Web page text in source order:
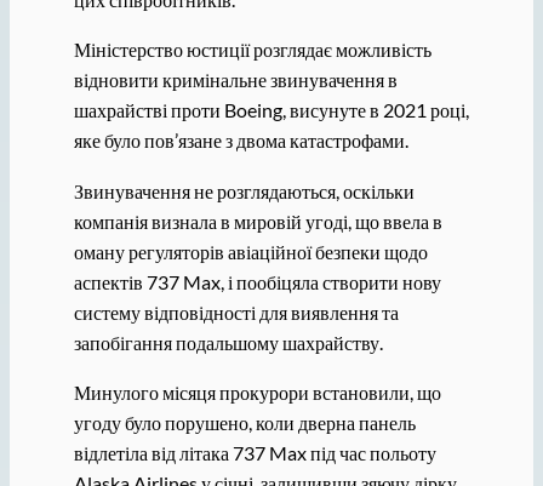
Міністерство юстиції розглядає можливість
відновити кримінальне звинувачення в
шахрайстві проти Boeing, висунуте в 2021 році,
яке було пов’язане з двома катастрофами.
Звинувачення не розглядаються, оскільки
компанія визнала в мировій угоді, що ввела в
оману регуляторів авіаційної безпеки щодо
аспектів 737 Max, і пообіцяла створити нову
систему відповідності для виявлення та
запобігання подальшому шахрайству.
Минулого місяця прокурори встановили, що
угоду було порушено, коли дверна панель
відлетіла від літака 737 Max під час польоту